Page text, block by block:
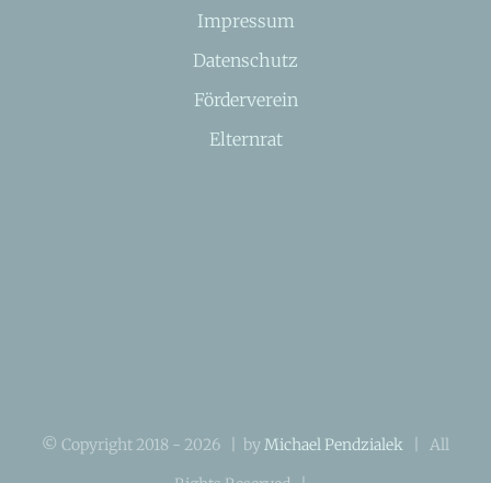
Impressum
Datenschutz
Förderverein
Elternrat
© Copyright 2018 - 2026 | byMichael Pendzialek | All